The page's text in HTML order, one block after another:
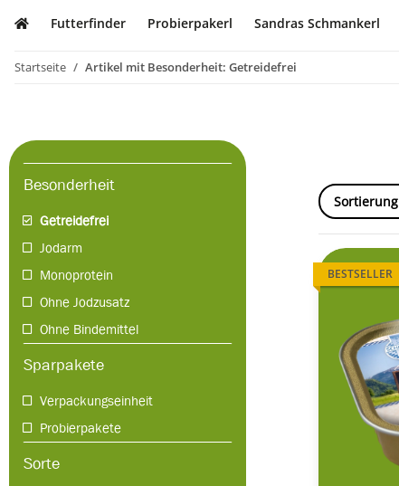
Futterfinder Probierpakerl Sandras Schmankerl
Startseite Artikel mit Besonderheit: Getreidefrei
Sortierung
BESTSELLER
Besonderheit
Getreidefrei
Jodarm
Monoprotein
Ohne Jodzusatz
Ohne Bindemittel
Sparpakete
Verpackungseinheit
Probierpakete
Sorte